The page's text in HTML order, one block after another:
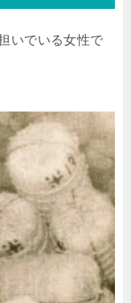
いでいる女性で